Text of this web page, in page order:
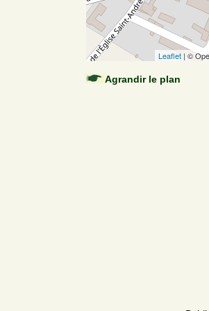
Leaflet | ©
Agrandir le plan